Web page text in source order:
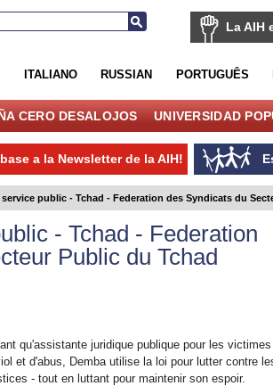
La AIH
ITALIANO RUSSIAN PORTUGUÊS
CERO DESALOJOS UNIVERSIDAD
a la Newsletter de la AIH!
public - Tchad - Federation des Syndicats du
- Tchad - Federation
Public du Tchad
qu'assistante juridique publique pour les victimes
et d'abus, Demba utilise la loi pour lutter contre
- tout en luttant pour maintenir son espoir.